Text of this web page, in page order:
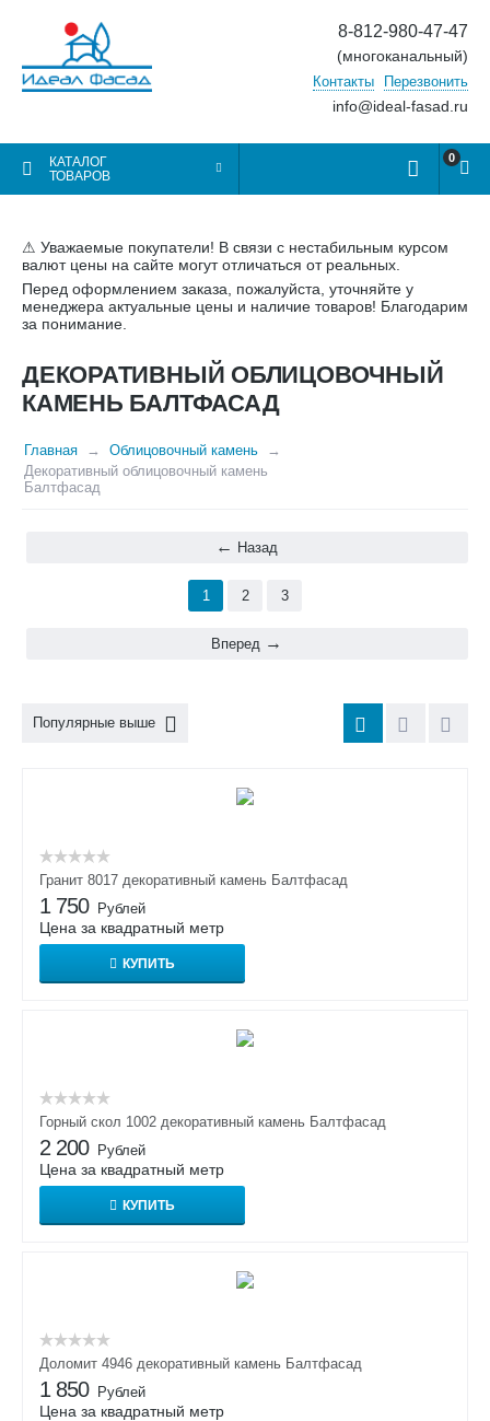
8-812-980-47-47
(многоканальный)
Контакты Перезвонить
info@ideal-fasad.ru
КАТАЛОГ
ТОВАРОВ
0
⚠ Уважаемые покупатели! В связи с нестабильным курсом
валют цены на сайте могут отличаться от реальных.
Перед оформлением заказа, пожалуйста, уточняйте у
менеджера актуальные цены и наличие товаров! Благодарим
за понимание.
ДЕКОРАТИВНЫЙ ОБЛИЦОВОЧНЫЙ
КАМЕНЬ БАЛТФАСАД
Главная
Облицовочный камень
Декоративный облицовочный камень
Балтфасад
Назад
1 2 3
Вперед
Популярные выше
Гранит 8017 декоративный камень Балтфасад
1 750 Рублей
Цена за квадратный метр
КУПИТЬ
Горный скол 1002 декоративный камень Балтфасад
2 200 Рублей
Цена за квадратный метр
КУПИТЬ
Доломит 4946 декоративный камень Балтфасад
1 850 Рублей
Цена за квадратный метр